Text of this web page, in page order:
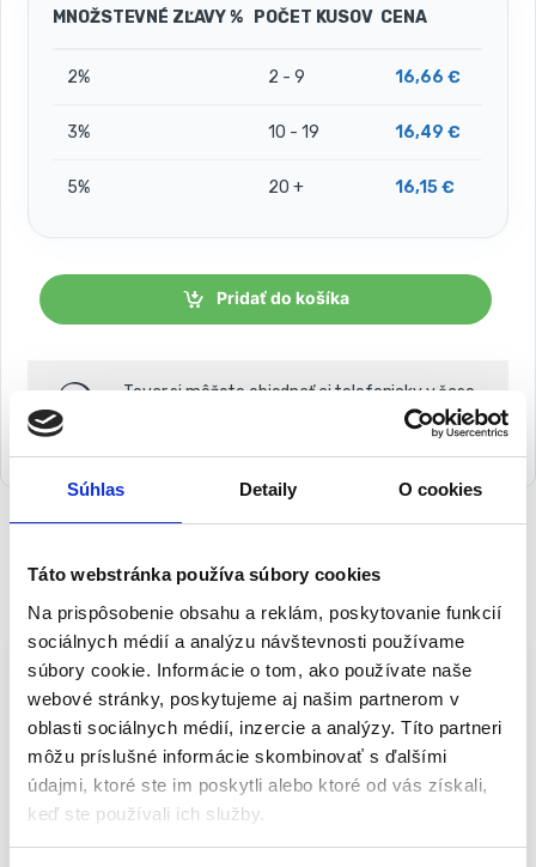
Súhlas Detaily O cookies
Táto webstránka používa súbory cookies
Na prispôsobenie obsahu a reklám, poskytovanie funkcií
sociálnych médií a analýzu návštevnosti používame
súbory cookie. Informácie o tom, ako používate naše
webové stránky, poskytujeme aj našim partnerom v
oblasti sociálnych médií, inzercie a analýzy. Títo partneri
môžu príslušné informácie skombinovať s ďalšími
údajmi, ktoré ste im poskytli alebo ktoré od vás získali,
keď ste používali ich služby.
MNOŽSTEVNÉ ZĽAVY % POČET KUSOV CENA
2% 2 - 9 16,66 €
3% 10 - 19 16,49 €
5% 20 + 16,15€
Pridať do košíka
Tovar si môžete objednať aj telefonicky v čase
054 202 89 51
Popis
NEO pracovná dámska pletená mikina
veľ. M/38 | 80-555-M
Pletená mikina NEO zo série Woman Line je ľahký a hrejivý
produkt. Vystuženie zo softshellového materiálu na ramenách,
rukávoch a bokoch poskytuje vyššiu odolnosť proti
mechanickému poškodeniu. Elastický lem na rukávoch a
nastaviteľná šnúrka v spodnom šve, ktorá umožňuje lepšie